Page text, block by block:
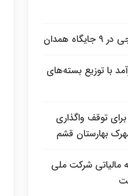
همدان
با توزیع بسته‌های
توقف واگذاری
مالیاتی شرکت ملی